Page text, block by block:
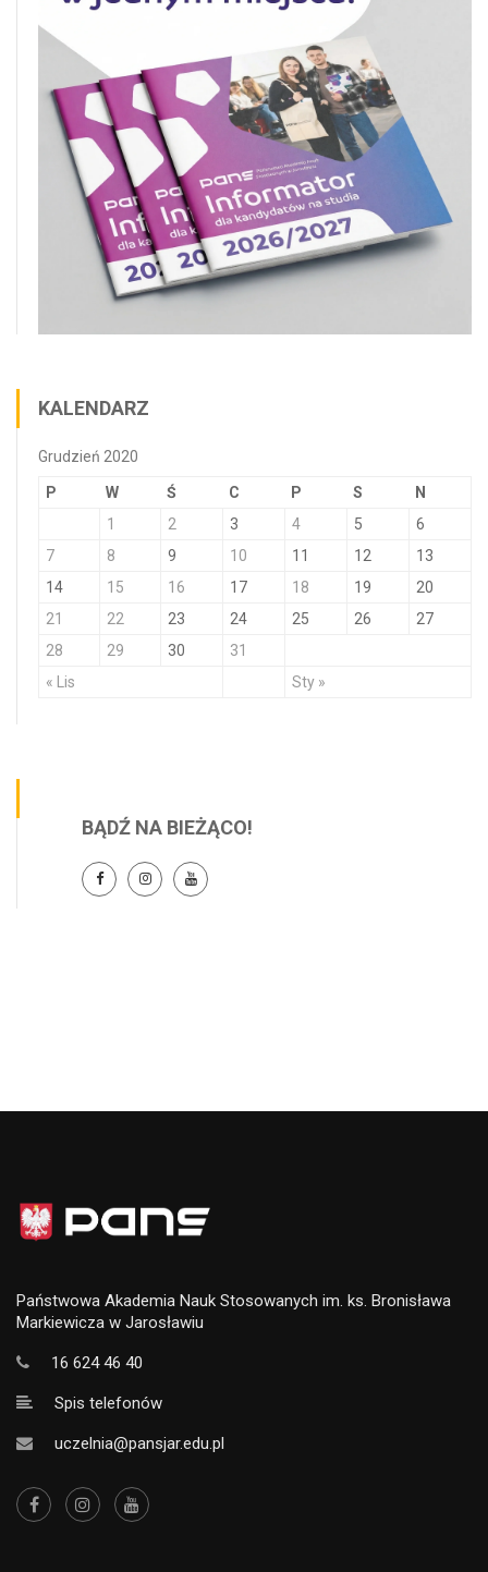
KALENDARZ
Grudzień 2020
P W Ś C P S N
« Lis Sty »
1 2 3 4 5
6
7
8 9 10 11 12
13
14
15 16 17 18 19
20
21
22 23 24 25 26
27
28
29 30 31
BĄDŹ NA BIEŻĄCO!
Państwowa Akademia Nauk Stosowanych im. ks. Bronisława
Markiewicza w Jarosławiu
16 624 46 40
Spis telefonów
uczelnia@pansjar.edu.pl